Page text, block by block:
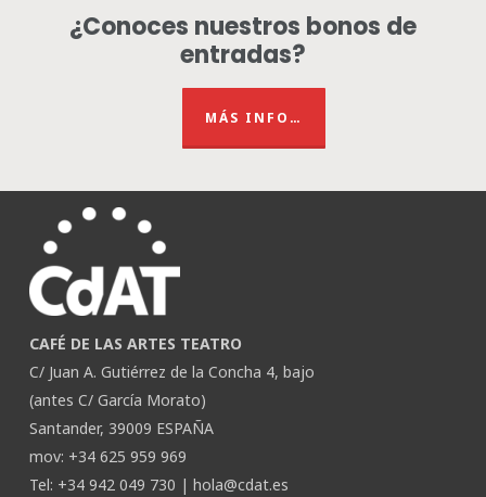
¿Conoces nuestros bonos de
entradas?
MÁS INFO…
CAFÉ DE LAS ARTES TEATRO
C/ Juan A. Gutiérrez de la Concha 4, bajo
(antes C/ García Morato)
Santander, 39009 ESPAÑA
mov: +34 625 959 969
Tel: +34 942 049 730 | hola@cdat.es